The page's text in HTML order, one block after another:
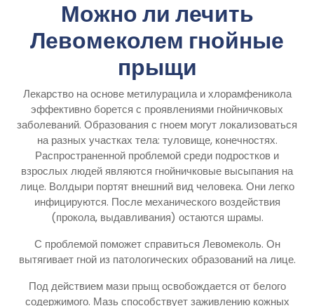
Можно ли лечить
Левомеколем гнойные
прыщи
Лекарство на основе метилурацила и хлорамфеникола
эффективно борется с проявлениями гнойничковых
заболеваний. Образования с гноем могут локализоваться
на разных участках тела: туловище, конечностях.
Распространенной проблемой среди подростков и
взрослых людей являются гнойничковые высыпания на
лице. Волдыри портят внешний вид человека. Они легко
инфицируются. После механического воздействия
(прокола, выдавливания) остаются шрамы.
С проблемой поможет справиться Левомеколь. Он
вытягивает гной из патологических образований на лице.
Под действием мази прыщ освобождается от белого
содержимого. Мазь способствует заживлению кожных